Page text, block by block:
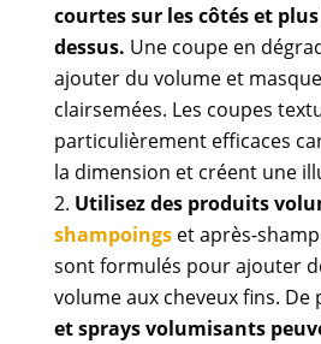
courtes sur les côtés et
dessus. Une coupe en
ajouter du volume et
clairsemées. Les coupes
particulièrement efficaces
la dimension et créent une
Utilisez des produits
shampoingset après-
sont formulés pour ajouter
volume aux cheveux fins. De
et sprays volumisants